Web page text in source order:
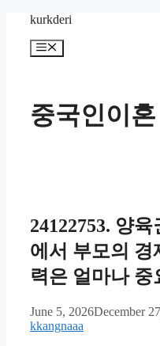
content
kurkderi
Menu
중국인이혼
24122753. 양육
에서 부모의 경
력은 얼마나 중
June 5, 2026December
kkangnaaa